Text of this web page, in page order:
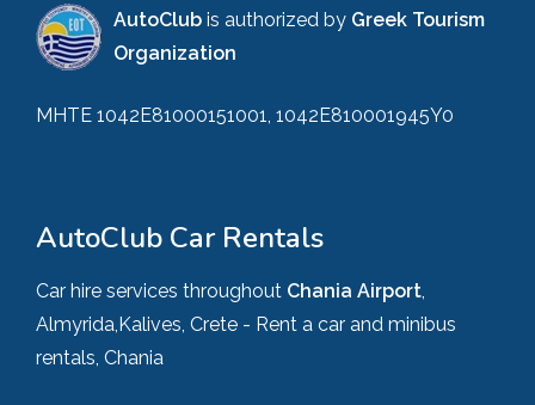
AutoClub is authorized by Greek Tourism
Organization
MHTE 1042E81000151001, 1042E810001945Y0
AutoClub Car Rentals
Car hire services throughout Chania Airport,
Almyrida,Kalives, Crete - Rent a car and minibus
rentals, Chania